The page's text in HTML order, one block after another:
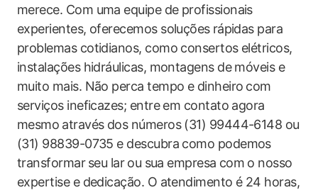
merece. Com uma equipe de profissionais
experientes, ‌oferecemos soluções ⁢rápidas para
‍problemas cotidianos, como consertos elétricos,
instalações ‍hidráulicas, montagens de móveis e
muito mais. Não perca tempo e dinheiro ⁤com‌
serviços ineficazes; entre em contato agora
mesmo ⁢através dos ‌números (31) 99444-6148 ou
(31) 98839-0735 e descubra como ‌podemos
transformar⁣ seu lar⁢ ou sua empresa com⁤ o nosso
expertise e dedicação. O atendimento é 24 horas,